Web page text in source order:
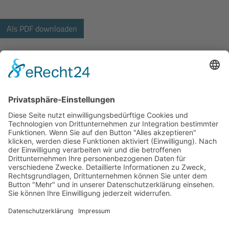
Hochstrasse 84
23554 Lübeck
+49 451 290492-33
bewerbung@wascher-gruppe.de